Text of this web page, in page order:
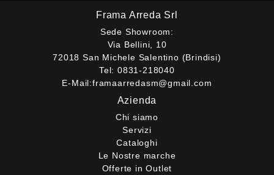
Frama Arreda Srl
Sede Showroom:
Via Bellini, 10
72018 San Michele Salentino (Brindisi)
Tel: 0831-218040
E-Mail:framaarredasm@gmail.com
Azienda
Chi siamo
Servizi
Cataloghi
Le Nostre marche
Offerte in Outlet